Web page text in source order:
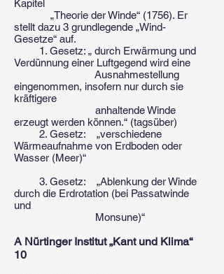
Kapitel
„Theorie der Winde“ (1756). Er
stellt dazu 3 grundlegende „Wind-
Gesetze“ auf.
1. Gesetz: „ durch Erwärmung und
Verdünnung einer Luftgegend wird eine
Ausnahmestellung
eingenommen, insofern nur durch sie
kräftigere
anhaltende Winde
erzeugt werden können.“ (tagsüber)
2. Gesetz: „verschiedene
Wärmeaufnahme von Erdboden oder
Wasser (Meer)“
3. Gesetz: „Ablenkung der Winde
durch die Erdrotation (bei Passatwinde
und
Monsune)“
A Nürtinger Institut „Kant und Klima“
10